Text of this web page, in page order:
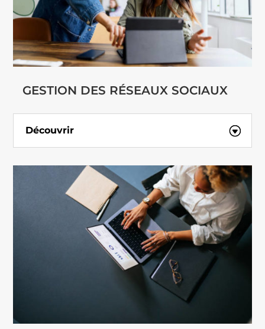
GESTION DES RÉSEAUX SOCIAUX
Découvrir